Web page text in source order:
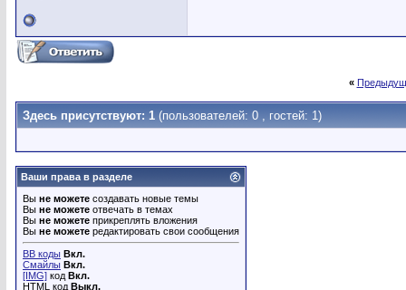
«
Здесь присутствуют: 1 (пользователей: 0 , гостей: 1)
Ваши права в разделе
Вы не можете создавать новые темы
Вы не можете отвечать в темах
Вы не можете прикреплять вложения
Вы не можете редактировать свои сообщения
BB коды Вкл.
Смайлы Вкл.
[IMG] код Вкл.
HTML код Выкл.